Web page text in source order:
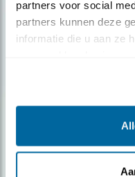
partners voor social
partners kunnen deze
informatie die u aan ze
Ontvang 5 x